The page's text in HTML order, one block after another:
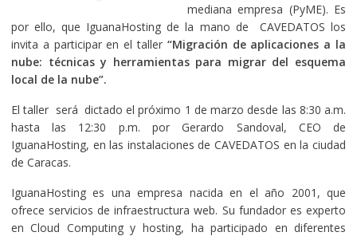
mediana empresa (PyME). Es
por ello, que IguanaHosting de la mano de CAVEDATOS los
invita a participar en el taller “Migración de aplicaciones a la
nube: técnicas y herramientas para migrar del esquema
local de la nube”.
El taller será dictado el próximo 1 de marzo desde las 8:30 a.m.
hasta las 12:30 p.m. por Gerardo Sandoval, CEO de
IguanaHosting, en las instalaciones de CAVEDATOS en la ciudad
de Caracas.
IguanaHosting es una empresa nacida en el año 2001, que
ofrece servicios de infraestructura web. Su fundador es experto
en Cloud Computing y hosting, ha participado en diferentes